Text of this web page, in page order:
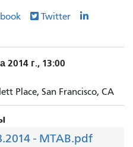
Twitter
2014 г., 13:00
Place, San Francisco, CA
- MTAB.pdf